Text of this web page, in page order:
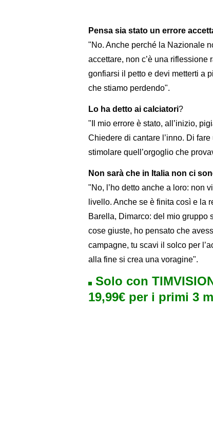
Pensa sia stato un errore
"No. Anche perché la Nazionale
accettare, non c’è una
gonfiarsi il petto e devi metterti a
che stiamo perdendo".
Lo ha detto ai calciatori?
"Il mio errore è stato, all’inizio,
Chiedere di cantare l’inno. Di
stimolare quell’orgoglio che
Non sarà che in Italia non ci
"No, l’ho detto anche a loro: non
livello. Anche se è finita così e la
Barella, Dimarco: del mio gruppo
cose giuste, ho pensato che
campagne, tu scavi il solco per
alla fine si crea una voragine".
Solo con
19,99€ per i primi 3